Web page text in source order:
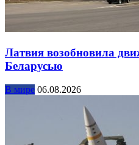
Латвия возобновила
Беларусью
В мире 06.08.2026